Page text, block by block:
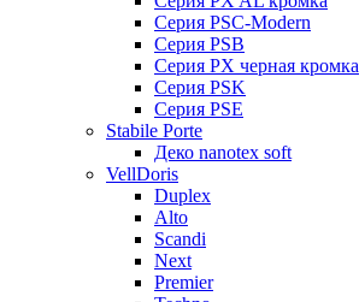
Серия PSC-Modern
Серия PSB
Серия PX черная кромка
Серия PSK
Серия PSE
Stabile Porte
Деко nanotex soft
VellDoris
Duplex
Alto
Scandi
Next
Premier